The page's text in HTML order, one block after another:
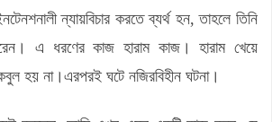
ন্যায়বিচার করতে ব্যর্থ হন, তাহলে তিনি
এ ধরণের কাজ হারাম কাজ। হারাম খেয়ে
হয় না।এরপরই ঘটে নজিরবিহীন ঘটনা।